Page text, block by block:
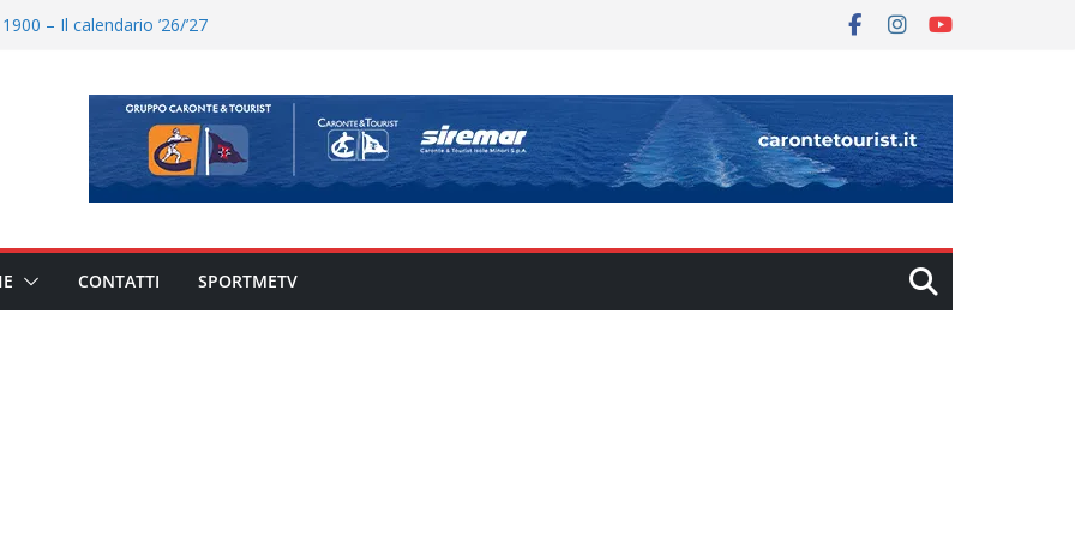
– Il calendario ’26/’27
chiama questa piazza non
e allenamento congiunto.
il caso sul contratto del
CONTATTI SPORTMETV